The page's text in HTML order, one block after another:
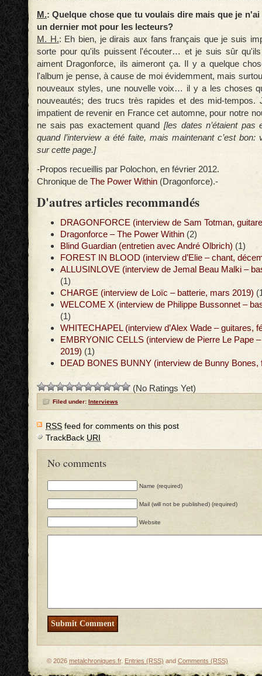
M.: Quelque chose que tu voulais dire mais que je n'ai
un dernier mot pour les lecteurs?
M. H.: Eh bien, je dirais aux fans français que je suis
sorte pour qu'ils puissent l'écouter… et je suis sûr
aiment Dragonforce, ils aimeront ça. Il y a quelque
l'album je pense, à cause de moi évidemment, mais
nouveaux styles, une nouvelle voix… il y a les choses
nouveautés; des trucs très rapides et des mid-tempos.
impatient de revenir en France cet automne, pour notre
ne sais pas exactement quand [les dates n’étaient pas
quand l’interview a été faite, mais maintenant c’est bon:
sur cette page.]
-Propos recueillis par Polochon, en février 2012.
Chronique de The Power Within (Dragonforce).-
D'autres articles recommandés
DRAGONFORCE (interview de Sam Totman,
Dragonforce – The Power Within (2)
Blind Guardian (entretien avec André Olbrich) (1)
FOREST IN BLOOD (interview d’Elie – chant,
ALLUSINLOVE (interview de Jemal Beau Malki –
(1)
CHARGE (interview de Loïc – batterie, mars 2019)
WELCOME X (interview de Philippe Bussonnet –
(1)
WHITECHAPEL (interview d’Alex Wade – guitares,
EMBRYONIC CELLS (interview de Pierre Le Pape
2019) (1)
DEAD BONES BUNNY (interview de Bunny Bones,
(No Ratings Yet)
Filed under: Interviews
RSS feed for comments on this post
TrackBack URI
No comments
Name (required)
Mail (will not be published) (required)
Website
© 2026 metalchroniques.fr. Entries (RSS) and Comments (RSS)